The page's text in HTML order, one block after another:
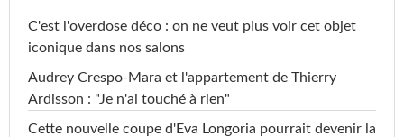
C'est l'overdose déco : on ne veut plus voir cet objet
iconique dans nos salons
Audrey Crespo-Mara et l'appartement de Thierry
Ardisson : "Je n'ai touché à rien"
Cette nouvelle coupe d'Eva Longoria pourrait devenir la